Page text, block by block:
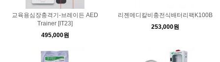
교육용심장충격기-브레이든 AED
Trainer [IT23]
495,000원
리젠메디칼비충전식배터리팩K100B
253,000원